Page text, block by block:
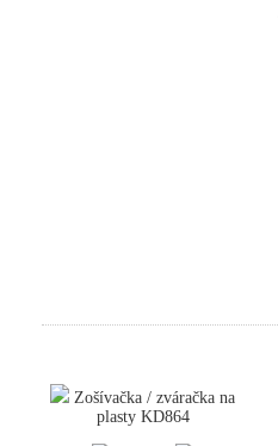
Zošívačka / zváračka na
plasty KD864